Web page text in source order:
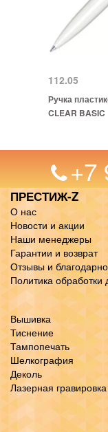
112.05
Ручка
CLEAR BASIC
+7
ПРЕСТИЖ-Z
О нас
Новости и акции
Наши менеджеры
Гарантии и возврат
Отзывы и
Политика обработки
Вышивка
Тиснение
Тампопечать
Шелкография
Деколь
Лазерная гравировка